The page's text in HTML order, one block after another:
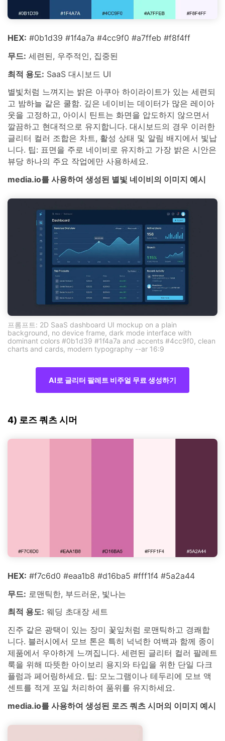
HEX: #0b1d39 #1f4a7a #4cc9f0 #a7ffeb #f8f4ff
무드: 세련된, 우주적인, 집중된
최적 용도: SaaS 대시보드 UI
별빛처럼 느껴지는 밝은 아쿠아 하이라이트가 있는 세련되
고 밤하늘 같은 쿨함. 깊은 네이비는 데이터가 많은 레이아
웃을 고정하고, 아이시 틴트는 화면을 압도하지 않으면서
깔끔하고 현대적으로 유지합니다. 대시보드의 경우 이러한
글리터 컬러 조합은 차트, 활성 상태 및 알림 배지에서 빛납
니다. 팁: 표면을 주로 네이비로 유지하고 가장 밝은 시안은
뷰당 하나의 주요 작업에만 사용하세요.
media.io를 사용하여 생성된 별빛 네이비의 이미지 예시
프롬프트: 2D SaaS dashboard UI mockup on a plain
background, no device frame, dark mode interface with
dominant colors #0b1d39 #1f4a7a and accents #4cc9f0, clean
charts and cards, modern typography --ar 16:9
AI로 글리터 팔레트 비주얼 무료 생성하기
4) 로즈 쿼츠 시머
HEX: #f7c6d0 #eaa1b8 #d16ba5 #fff1f4 #5a2a44
무드: 로맨틱한, 부드러운, 빛나는
최적 용도: 웨딩 초대장 세트
진주 같은 광택이 있는 장미 꽃잎처럼 로맨틱하고 경쾌합
니다. 블러시에서 모브 톤은 특히 넉넉한 여백과 함께 종이
제품에서 우아하게 느껴집니다. 세련된 글리터 컬러 팔레트
룩을 위해 따뜻한 아이보리 용지와 타입을 위한 단일 다크
플럼과 페어링하세요. 팁: 모노그램이나 테두리에 모브 액
센트를 적게 포일 처리하여 품위를 유지하세요.
media.io를 사용하여 생성된 로즈 쿼츠 시머의 이미지 예시